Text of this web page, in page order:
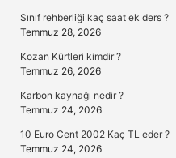
Sınıf rehberliği kaç saat ek ders ?
Temmuz 28, 2026
Kozan Kürtleri kimdir ?
Temmuz 26, 2026
Karbon kaynağı nedir ?
Temmuz 24, 2026
10 Euro Cent 2002 Kaç TL eder ?
Temmuz 24, 2026